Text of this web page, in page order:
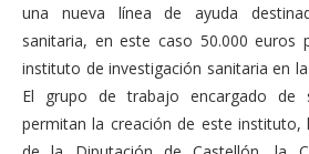
una nueva línea de ayuda
sanitaria, en este caso 50.000 euros
instituto de investigación sanitaria en
El grupo de trabajo encargado de
permitan la creación de este instituto,